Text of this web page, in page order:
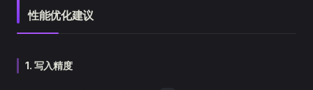
性能优化建议
1. 写入精度